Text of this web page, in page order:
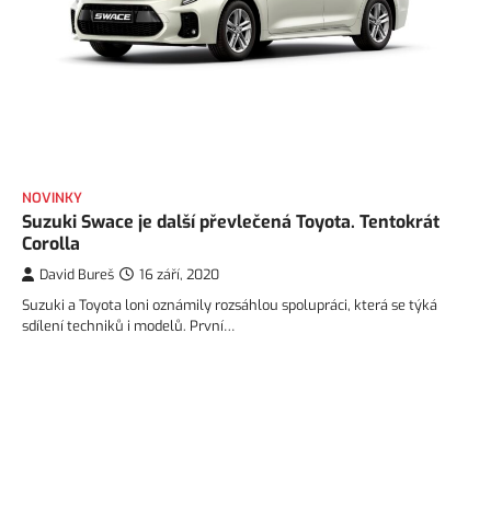
NOVINKY
Suzuki Swace je další převlečená Toyota. Tentokrát
Corolla
David Bureš
16 září, 2020
Suzuki a Toyota loni oznámily rozsáhlou spolupráci, která se týká
sdílení techniků i modelů. První…